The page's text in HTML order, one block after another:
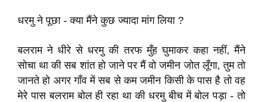
धरमु ने पूछा - क्या मैंने कुछ ज्यादा मांग लिया ?
बलराम ने धीरे से धरमु की तरफ मुँह घुमाकर कहा नहीं,मैंने
सोचा था की सब शांत हो जाने पर मैं वो जमीन जोत लूँगा,तुम तो
जानते हो अगर गाँव में सब से कम जमीन किसी के पास है तो वह
मेरे पास बलराम बोल ही रहा था की धरमु बीच में बोल पड़ा - तो